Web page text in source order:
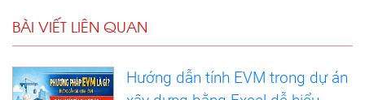
BÀI VIẾT LIÊN QUAN
Hướng dẫn tính EVM trong dự án